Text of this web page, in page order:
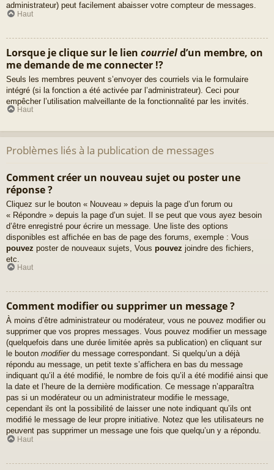
administrateur) peut facilement abaisser votre compteur de messages.
Haut
Lorsque je clique sur le lien courrield’un membre, on
me demande de me connecter !?
Seuls les membres peuvent s’envoyer des courriels via le formulaire
intégré (si la fonction a été activée par l’administrateur). Ceci pour
empêcher l’utilisation malveillante de la fonctionnalité par les invités.
Haut
Problèmes liés à la publication de messages
Comment créer un nouveau sujet ou poster une
réponse ?
Cliquez sur le bouton « Nouveau » depuis la page d’un forum ou
« Répondre » depuis la page d’un sujet. Il se peut que vous ayez besoin
d’être enregistré pour écrire un message. Une liste des options
disponibles est affichée en bas de page des forums, exemple : Vous
pouvez poster de nouveaux sujets, Vous pouvez joindre des fichiers,
etc.
Haut
Comment modifier ou supprimer un message ?
À moins d’être administrateur ou modérateur, vous ne pouvez modifier ou
supprimer que vos propres messages. Vous pouvez modifier un message
(quelquefois dans une durée limitée après sa publication) en cliquant sur
le bouton modifierdu message correspondant. Si quelqu’un a déjà
répondu au message, un petit texte s’affichera en bas du message
indiquant qu’il a été modifié, le nombre de fois qu’il a été modifié ainsi que
la date et l’heure de la dernière modification. Ce message n’apparaîtra
pas si un modérateur ou un administrateur modifie le message,
cependant ils ont la possibilité de laisser une note indiquant qu’ils ont
modifié le message de leur propre initiative. Notez que les utilisateurs ne
peuvent pas supprimer un message une fois que quelqu’un y a répondu.
Haut